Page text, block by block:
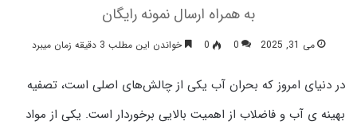
به همراه ارسال نمونه رایگان
می 31, 2025 0
0 خواندن این مطلب 3 دقیقه زمان میبرد
در دنیای امروز که بحران آب یکی از چالش‌های اصلی است، تصفیه
بهینه‌ ی آب و فاضلاب از اهمیت بالایی برخوردار است. یکی از مواد